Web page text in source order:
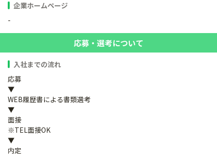
企業ホームページ
-
応募・選考について
入社までの流れ
応募
▼
WEB履歴書による書類選考
▼
面接
※TEL面接OK
▼
内定